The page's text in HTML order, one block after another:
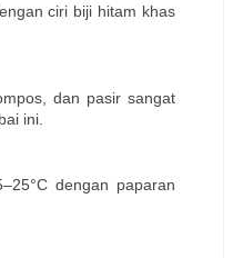
ciri biji hitam khas
dan pasir sangat
ini.
dengan paparan